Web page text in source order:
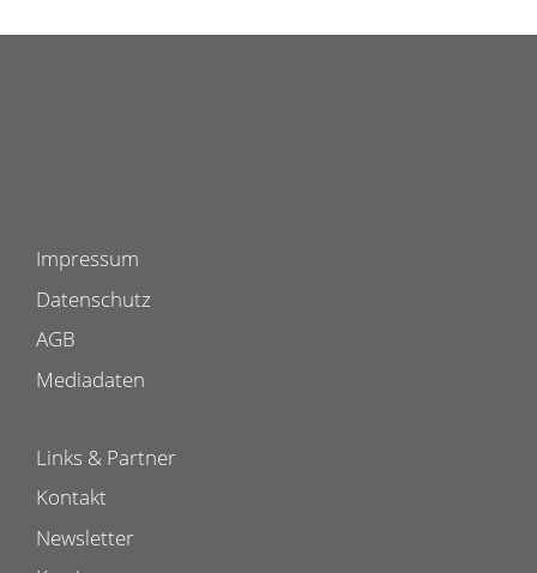
Impressum
Datenschutz
AGB
Mediadaten
Links & Partner
Kontakt
Newsletter